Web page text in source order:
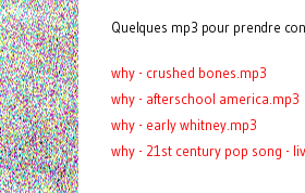
Quelques mp3 pour prendre
why - crushed bones.mp3
why - afterschool america.mp3
why - early whitney.mp3
why - 21st century pop song -